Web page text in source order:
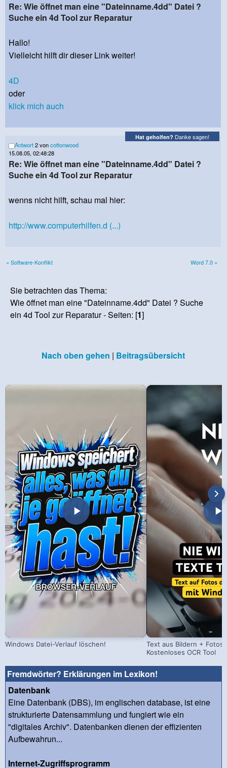
Re: Wie öffnet man eine "Dateinname.4dd" Datei ?
Suche ein 4d Tool zur Reparatur
Hallo!
Vielleicht hilft dir dieser Link weiter!
4D
oder
klick mich auch
Hat geholfen? Danke sagen!
Antwort2 voncottonwood
15.08.05, 02:48:28
Re: Wie öffnet man eine "Dateinname.4dd" Datei ?
Suche ein 4d Tool zur Reparatur
wenns nicht hilft, schau mal hier:
http://www.computerhilfen.d (...)
« Software-Konflikt Word 7.0 »
Sie betrachten das Thema:
Wie öffnet man eine "Dateinname.4dd" Datei ? Suche
ein 4d Tool zur Reparatur - Seiten: [1]
Nach oben gehen | Beitragsübersicht
Windows Datei-Verlauf löschen!
Text aus Bildern + Fotos
Kostenloses OCR Tool
Fremdwörter? Erklärungen im Lexikon!
Datenbank
Eine Datenbank (DBS), im englischen database, ist eine
strukturierte Datensammlung und fungiert wie ein
"digitales Archiv". Datenbanken dienen der effizienten
Aufbewahrun...
Internet-Zugriffsprogramm